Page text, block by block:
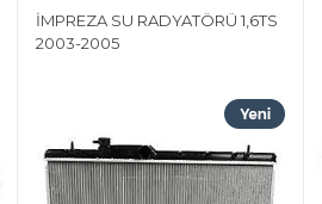
İMPREZA SU RADYATÖRÜ 1,6TS
2003-2005